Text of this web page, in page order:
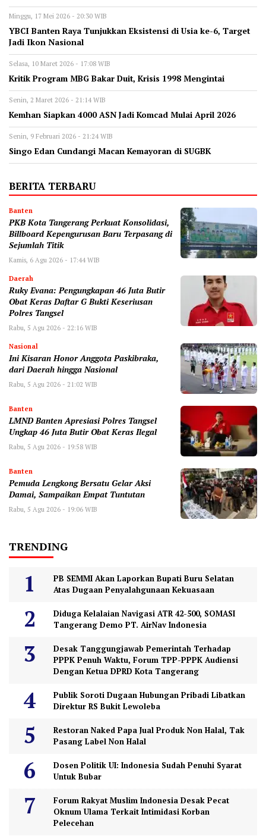
Minggu, 17 Mei 2026 - 20:30 WIB
YBCI Banten Raya Tunjukkan Eksistensi di Usia ke-6, Target
Jadi Ikon Nasional
Selasa, 10 Maret 2026 - 17:08 WIB
‎Kritik Program MBG Bakar Duit, Krisis 1998 Mengintai
Senin, 2 Maret 2026 - 21:14 WIB
Kemhan Siapkan 4000 ASN Jadi Komcad Mulai April 2026
Senin, 9 Februari 2026 - 21:24 WIB
Singo Edan Cundangi Macan Kemayoran di SUGBK
BERITA TERBARU
Banten
‎PKB Kota Tangerang Perkuat Konsolidasi,
Billboard Kepengurusan Baru Terpasang di
Sejumlah Titik ‎
Kamis, 6 Agu 2026 - 17:44 WIB
Daerah
‎Ruky Evana: Pengungkapan 46 Juta Butir
Obat Keras Daftar G Bukti Keseriusan
Polres Tangsel
Rabu, 5 Agu 2026 - 22:16 WIB
Nasional
Ini Kisaran Honor Anggota Paskibraka,
dari Daerah hingga Nasional
Rabu, 5 Agu 2026 - 21:02 WIB
Banten
LMND Banten Apresiasi Polres Tangsel
Ungkap 46 Juta Butir Obat Keras Ilegal
Rabu, 5 Agu 2026 - 19:58 WIB
Banten
Pemuda Lengkong Bersatu Gelar Aksi
Damai, Sampaikan Empat Tuntutan
Rabu, 5 Agu 2026 - 19:06 WIB
TRENDING
PB SEMMI Akan Laporkan Bupati Buru Selatan
Atas Dugaan Penyalahgunaan Kekuasaan
Diduga Kelalaian Navigasi ATR 42-500, SOMASI
Tangerang Demo PT. AirNav Indonesia
Desak Tanggungjawab Pemerintah Terhadap
PPPK Penuh Waktu, Forum TPP-PPPK Audiensi
Dengan Ketua DPRD Kota Tangerang
Publik Soroti Dugaan Hubungan Pribadi Libatkan
Direktur RS Bukit Lewoleba
Restoran Naked Papa Jual Produk Non Halal, Tak
Pasang Label Non Halal
Dosen Politik UI: Indonesia Sudah Penuhi Syarat
Untuk Bubar
Forum Rakyat Muslim Indonesia Desak Pecat
Oknum Ulama Terkait Intimidasi Korban
Pelecehan